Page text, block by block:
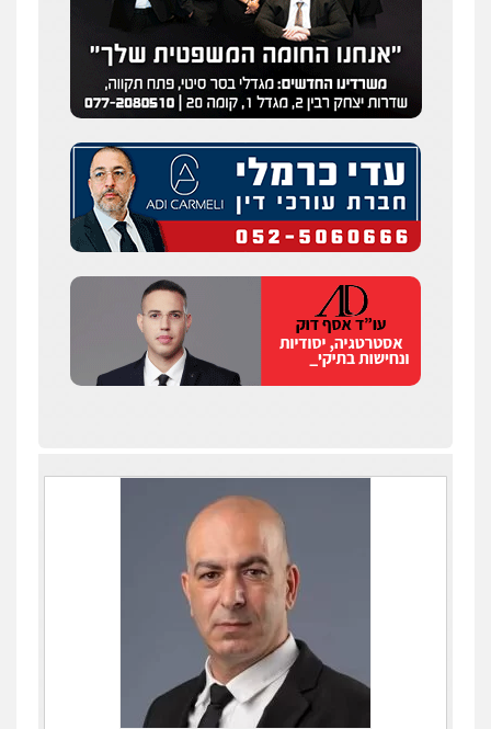
פלילי כלכלי אלימות סמים מעצרים
0525544654
שני אלגרבלי – משרד עורכי דין
עורכי דין לענייני אסירים
0507120031
עו"ד רונן בנדל